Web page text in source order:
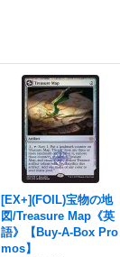
[EX+](FOIL)宝物の地
図/Treasure Map《英
語》【Buy-A-Box Pro
mos】